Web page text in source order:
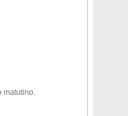
matutino.